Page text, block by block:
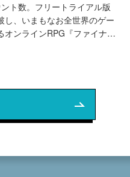
ト数。フリートライアル版
、いまもなお全世界のゲー
オンラインRPG『ファイナ